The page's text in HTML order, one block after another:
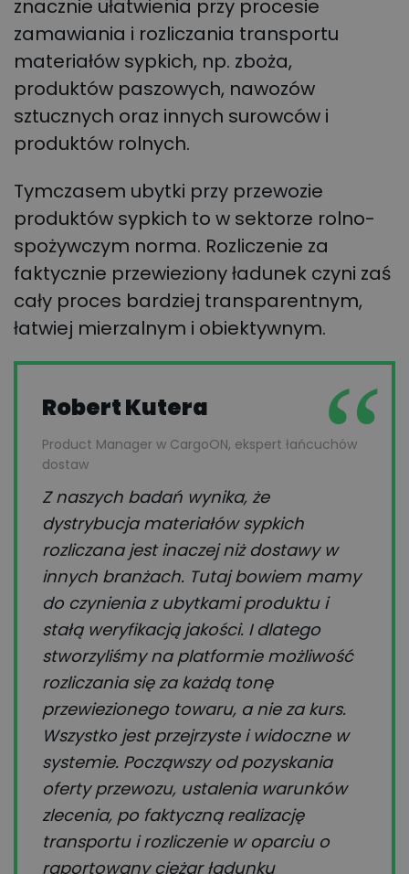
znacznie ułatwienia przy procesie
zamawiania i rozliczania transportu
materiałów sypkich, np. zboża,
produktów paszowych, nawozów
sztucznych oraz innych surowców i
produktów rolnych.
Tymczasem ubytki przy przewozie
produktów sypkich to w sektorze rolno-
spożywczym norma. Rozliczenie za
faktycznie przewieziony ładunek czyni zaś
cały proces bardziej transparentnym,
łatwiej mierzalnym i obiektywnym.
Robert Kutera
Product Manager w CargoON, ekspert łańcuchów
dostaw
Z naszych badań wynika, że
dystrybucja materiałów sypkich
rozliczana jest inaczej niż dostawy w
innych branżach. Tutaj bowiem mamy
do czynienia z ubytkami produktu i
stałą weryfikacją jakości. I dlatego
stworzyliśmy na platformie możliwość
rozliczania się za każdą tonę
przewiezionego towaru, a nie za kurs.
Wszystko jest przejrzyste i widoczne w
systemie. Począwszy od pozyskania
oferty przewozu, ustalenia warunków
zlecenia, po faktyczną realizację
transportu i rozliczenie w oparciu o
raportowany ciężar ładunku